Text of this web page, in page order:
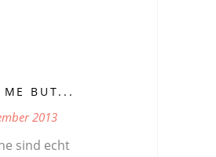
ME BUT...
2013
sind echt